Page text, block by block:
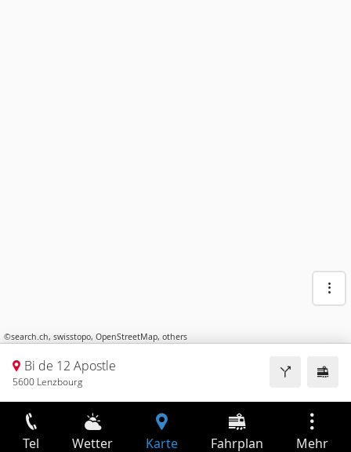
©search.ch, swisstopo, OpenStreetMap, others
Bi de 12 Apostle
5600 Lenzbourg
Tel Wetter Karte Fahrplan Mehr